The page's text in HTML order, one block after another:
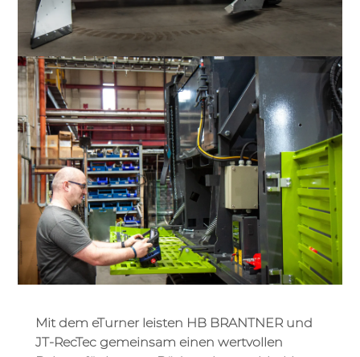
Mit dem eTurner leisten HB BRANTNER und
JT-RecTec gemeinsam einen wertvollen